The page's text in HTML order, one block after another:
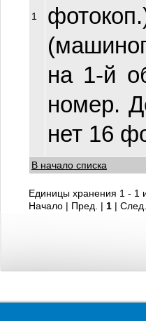
1
на 1-й
номер.
нет 16
В начало списка
Единицы хранения 1 - 1
Начало | Пред. | 1 |